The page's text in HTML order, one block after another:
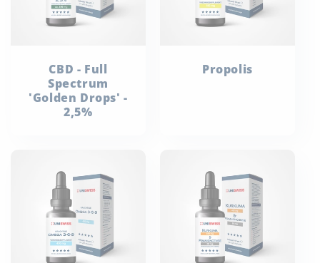
CBD - Full
Spectrum
'Golden Drops' -
2,5%
Propolis